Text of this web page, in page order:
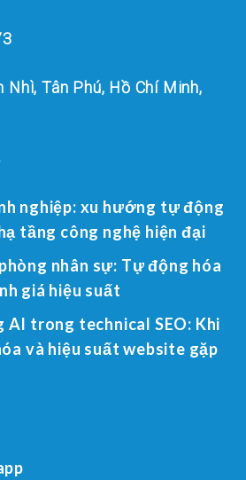
Tân Phú, Hồ Chí Minh,
nghiệp: xu hướng tự động
tầng công nghệ hiện đại
nhân sự: Tự động hóa
giá hiệu suất
AI trong technical SEO: Khi
và hiệu suất website gặp